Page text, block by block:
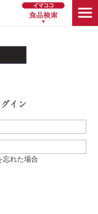
忘れた場合